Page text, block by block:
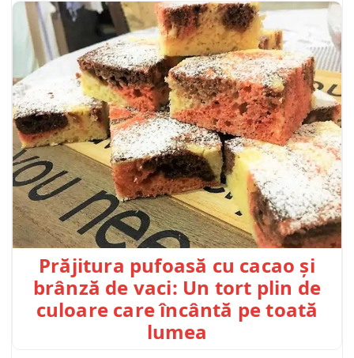
Prăjitura pufoasă cu cacao și
brânză de vaci: Un tort plin de
culoare care încântă pe toată
lumea